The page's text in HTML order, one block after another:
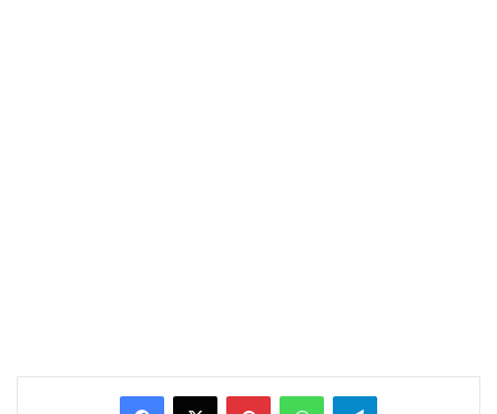
Facebook
X PinterestWhatsAppTelegram